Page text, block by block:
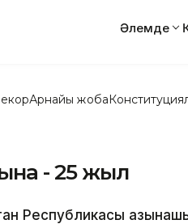
Әлемде
Арнайы жоба
- 25 жыл
Республикасы